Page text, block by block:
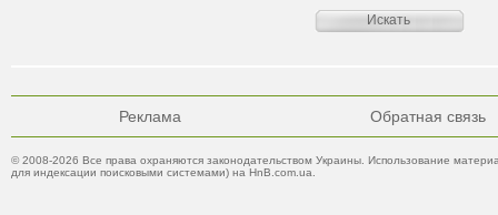
Реклама Обратная связь
© 2008-2026 Все права охраняются законодательством Украины. Использование
для индексации поисковыми системами) на HnB.com.ua.